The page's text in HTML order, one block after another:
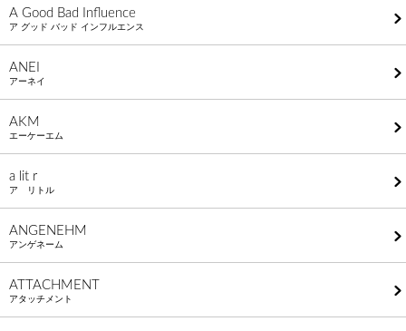
A Good Bad Influence
ア グッド バッド インフルエンス
ANEI
アーネイ
AKM
エーケーエム
a lit r
ア リトル
ANGENEHM
アンゲネーム
ATTACHMENT
アタッチメント